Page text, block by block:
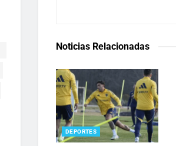
Noticias Relacionadas
DEPORTES